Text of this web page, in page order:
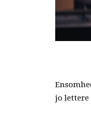
jo lettere